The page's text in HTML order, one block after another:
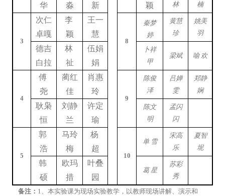
华
淼
新
颖
林
楠
3
次仁
卓嘎
李
颖
王一
慧
8
秦梦
婷
黄慧
珍
姚美
羽
德吉
白拉
林
祉
伍娟
娟
卜祥
甲
梁斌 喻 欢
4
傅
尧
蔺红
佳
肖惠
玲
9
陈俊
泽
吕婵
雯
郑静
娴
耿枭
恒
刘静
兰
许定
瑜
陈文
明
孟闪
闪
5
郭
浩
马玲
梅
杨
超
10
单 雪
宋高
乐
夏智
坭
韩
硕
欧玛
措
叶叠
园
葛 星
苏彩
秀
备注： 1、本实验课为现场实验教学，以教师现场讲解、演示和